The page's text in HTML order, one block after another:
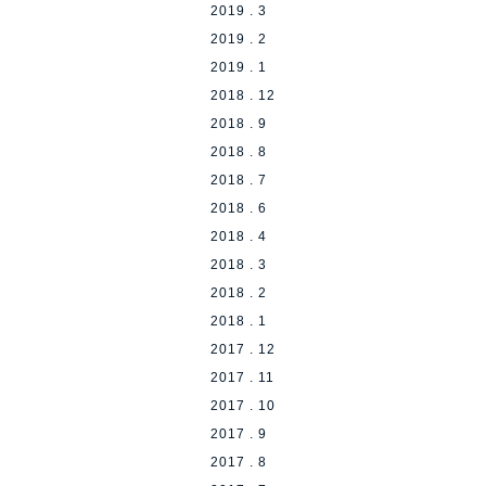
2019 . 3
2019 . 2
2019 . 1
2018 . 12
2018 . 9
2018 . 8
2018 . 7
2018 . 6
2018 . 4
2018 . 3
2018 . 2
2018 . 1
2017 . 12
2017 . 11
2017 . 10
2017 . 9
2017 . 8